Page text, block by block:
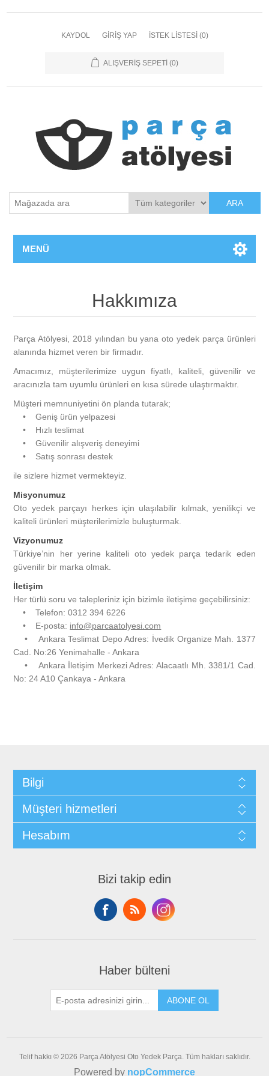
KAYDOL GIRIŞ YAP İSTEK LISTESI (0)
ALIŞVERIŞ SEPETI (0)
ARA
MENÜ
Hakkımıza
Parça Atölyesi, 2018 yılından bu yana oto yedek parça ürünleri
alanında hizmet veren bir firmadır.
Amacımız, müşterilerimize uygun fiyatlı, kaliteli, güvenilir ve
aracınızla tam uyumlu ürünleri en kısa sürede ulaştırmaktır.
Müşteri memnuniyetini ön planda tutarak;
• Geniş ürün yelpazesi
• Hızlı teslimat
• Güvenilir alışveriş deneyimi
• Satış sonrası destek
ile sizlere hizmet vermekteyiz.
Misyonumuz
Oto yedek parçayı herkes için ulaşılabilir kılmak, yenilikçi ve
kaliteli ürünleri müşterilerimizle buluşturmak.
Vizyonumuz
Türkiye’nin her yerine kaliteli oto yedek parça tedarik eden
güvenilir bir marka olmak.
İletişim
Her türlü soru ve talepleriniz için bizimle iletişime geçebilirsiniz:
• Telefon: 0312 394 6226
• E-posta: info@parcaatolyesi.com
• Ankara Teslimat Depo Adres: İvedik Organize Mah. 1377
Cad. No:26 Yenimahalle - Ankara
• Ankara İletişim Merkezi Adres: Alacaatlı Mh. 3381/1 Cad.
No: 24 A10 Çankaya - Ankara
Bilgi
Müşteri hizmetleri
Hesabım
Bizi takip edin
Haber bülteni
ABONE OL
Telif hakkı © 2026 Parça Atölyesi Oto Yedek Parça. Tüm hakları saklıdır.
Powered by nopCommerce